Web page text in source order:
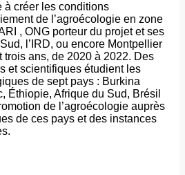
à créer les conditions
de l’agroécologie en zone
, ONG porteur du projet et ses
l’IRD, ou encore Montpellier
trois ans, de 2020 à 2022. Des
et scientifiques étudient les
de sept pays : Burkina
Éthiopie, Afrique du Sud, Brésil
de l’agroécologie auprès
de ces pays et des instances